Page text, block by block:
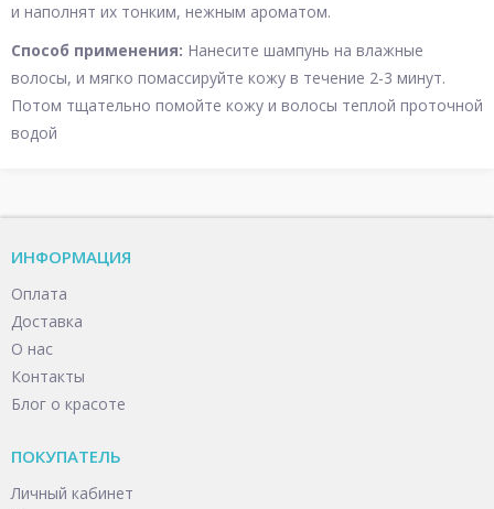
и наполнят их тонким, нежным ароматом.
Способ применения: Нанесите шампунь на влажные
волосы, и мягко помассируйте кожу в течение 2-3 минут.
Потом тщательно помойте кожу и волосы теплой проточной
водой
ИНФОРМАЦИЯ
Оплата
Доставка
О нас
Контакты
Блог о красоте
ПОКУПАТЕЛЬ
Личный кабинет